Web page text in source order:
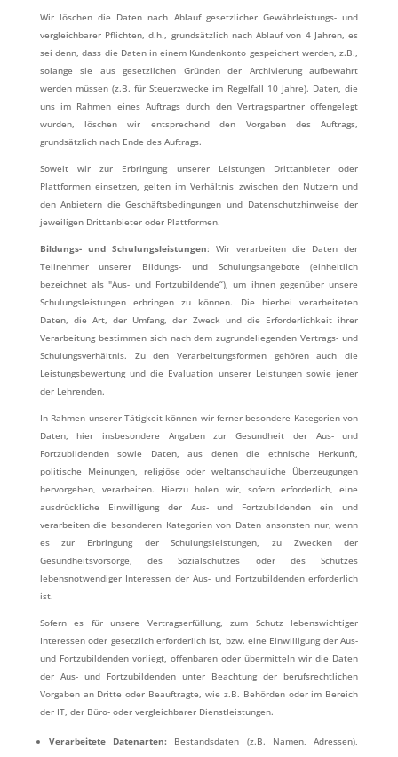
Wir löschen die Daten nach Ablauf gesetzlicher Gewährleistungs- und
vergleichbarer Pflichten, d.h., grundsätzlich nach Ablauf von 4 Jahren, es
sei denn, dass die Daten in einem Kundenkonto gespeichert werden, z.B.,
solange sie aus gesetzlichen Gründen der Archivierung aufbewahrt
werden müssen (z.B. für Steuerzwecke im Regelfall 10 Jahre). Daten, die
uns im Rahmen eines Auftrags durch den Vertragspartner offengelegt
wurden, löschen wir entsprechend den Vorgaben des Auftrags,
grundsätzlich nach Ende des Auftrags.
Soweit wir zur Erbringung unserer Leistungen Drittanbieter oder
Plattformen einsetzen, gelten im Verhältnis zwischen den Nutzern und
den Anbietern die Geschäftsbedingungen und Datenschutzhinweise der
jeweiligen Drittanbieter oder Plattformen.
Bildungs- und Schulungsleistungen: Wir verarbeiten die Daten der
Teilnehmer unserer Bildungs- und Schulungsangebote (einheitlich
bezeichnet als "Aus- und Fortzubildende“), um ihnen gegenüber unsere
Schulungsleistungen erbringen zu können. Die hierbei verarbeiteten
Daten, die Art, der Umfang, der Zweck und die Erforderlichkeit ihrer
Verarbeitung bestimmen sich nach dem zugrundeliegenden Vertrags- und
Schulungsverhältnis. Zu den Verarbeitungsformen gehören auch die
Leistungsbewertung und die Evaluation unserer Leistungen sowie jener
der Lehrenden.
In Rahmen unserer Tätigkeit können wir ferner besondere Kategorien von
Daten, hier insbesondere Angaben zur Gesundheit der Aus- und
Fortzubildenden sowie Daten, aus denen die ethnische Herkunft,
politische Meinungen, religiöse oder weltanschauliche Überzeugungen
hervorgehen, verarbeiten. Hierzu holen wir, sofern erforderlich, eine
ausdrückliche Einwilligung der Aus- und Fortzubildenden ein und
verarbeiten die besonderen Kategorien von Daten ansonsten nur, wenn
es zur Erbringung der Schulungsleistungen, zu Zwecken der
Gesundheitsvorsorge, des Sozialschutzes oder des Schutzes
lebensnotwendiger Interessen der Aus- und Fortzubildenden erforderlich
ist.
Sofern es für unsere Vertragserfüllung, zum Schutz lebenswichtiger
Interessen oder gesetzlich erforderlich ist, bzw. eine Einwilligung der Aus-
und Fortzubildenden vorliegt, offenbaren oder übermitteln wir die Daten
der Aus- und Fortzubildenden unter Beachtung der berufsrechtlichen
Vorgaben an Dritte oder Beauftragte, wie z.B. Behörden oder im Bereich
der IT, der Büro- oder vergleichbarer Dienstleistungen.
Verarbeitete Datenarten: Bestandsdaten (z.B. Namen, Adressen),